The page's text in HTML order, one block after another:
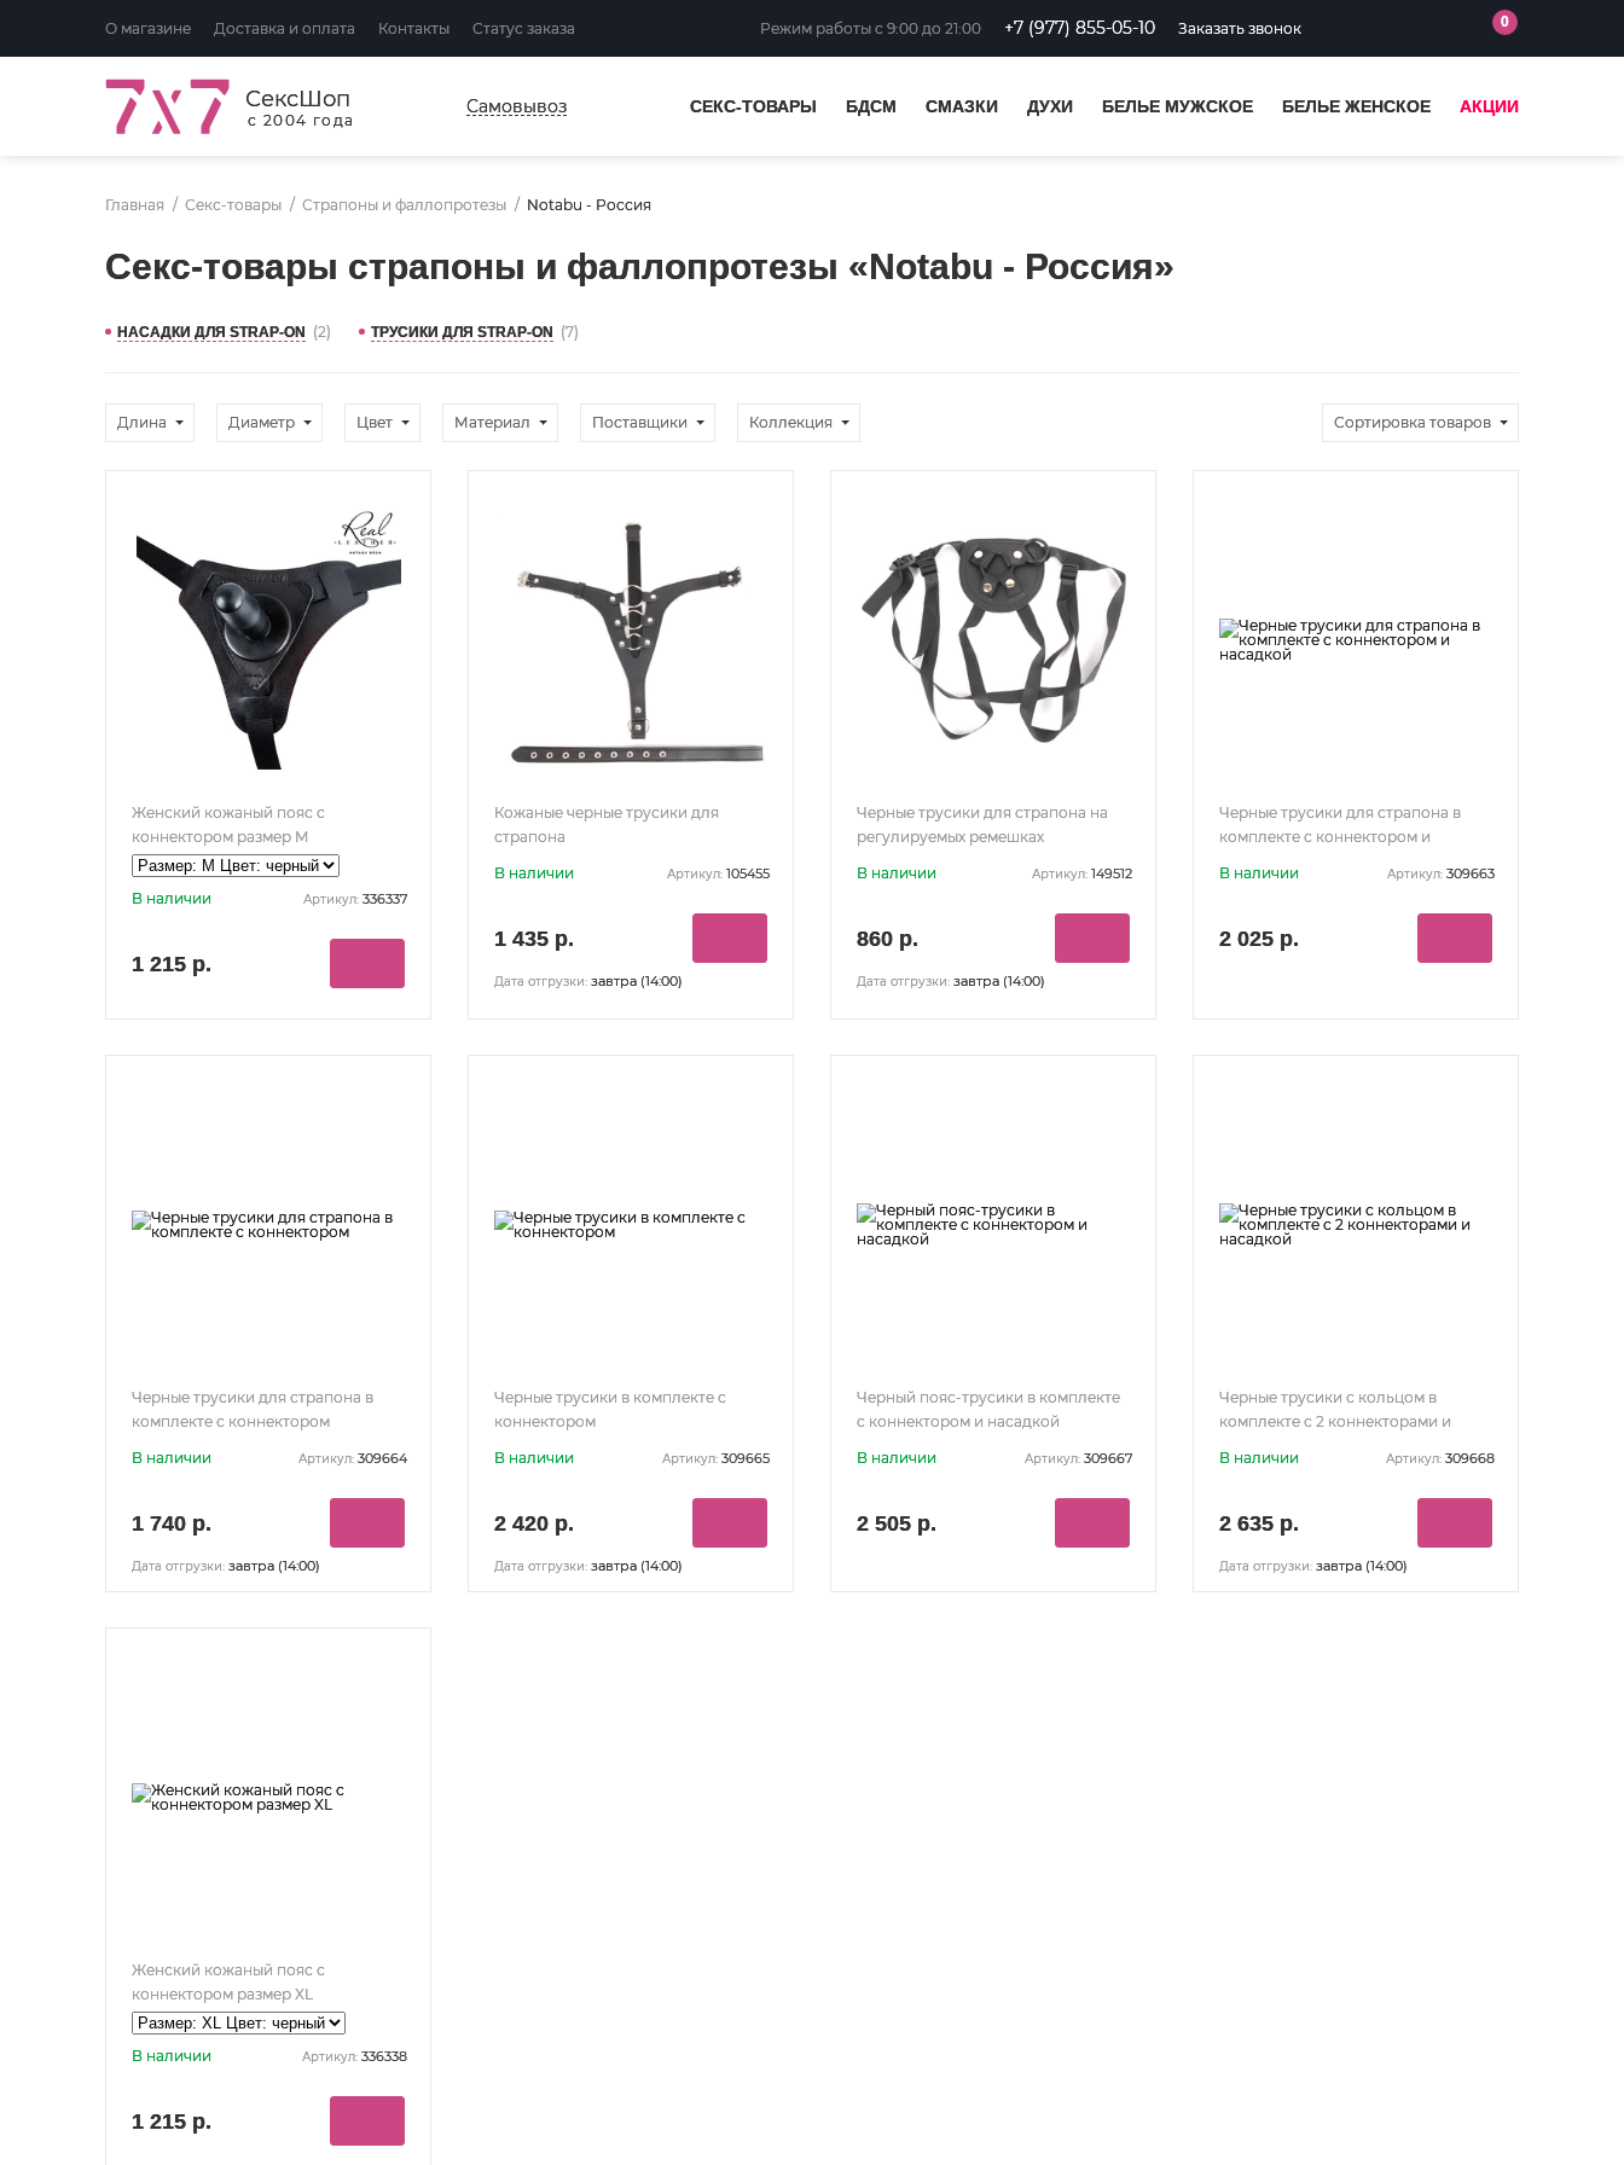
О магазине Доставка и оплата Контакты Статус заказа Режим работы с 9:00 до 21:00 +7 (977) 855-05-10 Заказать звонок 0
СексШоп
с 2004 года
Самовывоз СЕКС-ТОВАРЫ БДСМ СМАЗКИ ДУХИ БЕЛЬЕ МУЖСКОЕ БЕЛЬЕ ЖЕНСКОЕ АКЦИИ
Главная Секс-товары Страпоны и фаллопротезы Notabu - Россия
Секс-товары страпоны и фаллопротезы «Notabu - Россия»
НАСАДКИ ДЛЯ STRAP-ON (2) ТРУСИКИ ДЛЯ STRAP-ON (7)
Длина Диаметр Цвет Материал Поставщики Коллекция Сортировка товаров
Женский кожаный пояс с
коннектором размер M
В наличии Артикул: 336337
1 215 р.
Кожаные черные трусики для
страпона
В наличии
Артикул: 105455
1 435 р.
Дата отгрузки: завтра (14:00)
Черные трусики для страпона на
регулируемых ремешках
В наличии
Артикул: 149512
860 р.
Дата отгрузки: завтра (14:00)
Черные трусики для страпона в
комплекте с коннектором и
В наличии Артикул: 309663
2 025 р.
Черные трусики для страпона в
комплекте с коннектором
В наличии
Артикул: 309664
1 740 р.
Дата отгрузки: завтра (14:00)
Черные трусики в комплекте с
коннектором
В наличии
Артикул: 309665
2 420 р.
Дата отгрузки: завтра (14:00)
Черный пояс-трусики в комплекте
с коннектором и насадкой
В наличии
Артикул: 309667
2 505 р.
Черные трусики с кольцом в
комплекте с 2 коннекторами и
В наличии Артикул: 309668
2 635 р.
Дата отгрузки: завтра (14:00)
Женский кожаный пояс с
коннектором размер XL
В наличии Артикул: 336338
1 215 р.